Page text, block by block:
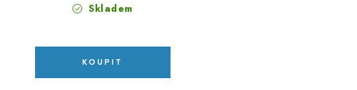
Skladem